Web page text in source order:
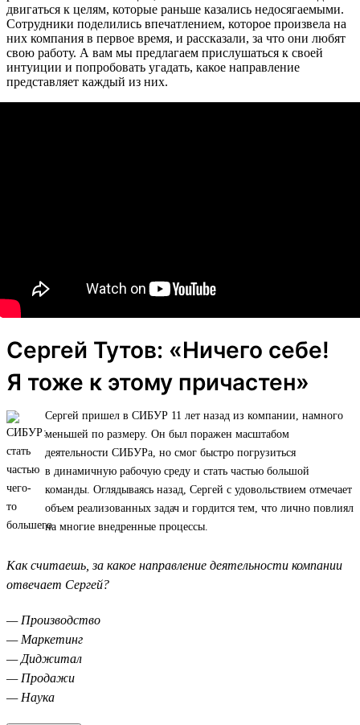
двигаться к целям, которые раньше казались недосягаемыми.
Сотрудники поделились впечатлением, которое произвела на
них компания в первое время, и рассказали, за что они любят
свою работу. А вам мы предлагаем прислушаться к своей
интуиции и попробовать угадать, какое направление
представляет каждый из них.
Сергей Тутов: «Ничего себе!
Я тоже к этому причастен»
Сергей пришел в СИБУР 11 лет назад из компании, намного
меньшей по размеру. Он был поражен масштабом
деятельности СИБУРа, но смог быстро погрузиться
в динамичную рабочую среду и стать частью большой
команды. Оглядываясь назад, Сергей с удовольствием отмечает
объем реализованных задач и гордится тем, что лично повлиял
на многие внедренные процессы.
Как считаешь, за какое направление деятельности компании
отвечает Сергей?
— Производство
— Маркетинг
— Диджитал
— Продажи
— Наука